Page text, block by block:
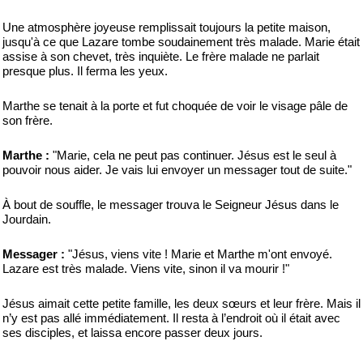
Une atmosphère joyeuse remplissait toujours la petite maison,
jusqu'à ce que Lazare tombe soudainement très malade. Marie était
assise à son chevet, très inquiète. Le frère malade ne parlait
presque plus. Il ferma les yeux.
Marthe se tenait à la porte et fut choquée de voir le visage pâle de
son frère.
Marthe : "Marie, cela ne peut pas continuer. Jésus est le seul à
pouvoir nous aider. Je vais lui envoyer un messager tout de suite."
À bout de souffle, le messager trouva le Seigneur Jésus dans le
Jourdain.
Messager : "Jésus, viens vite ! Marie et Marthe m'ont envoyé.
Lazare est très malade. Viens vite, sinon il va mourir !"
Jésus aimait cette petite famille, les deux sœurs et leur frère. Mais il
n’y est pas allé immédiatement. Il resta à l’endroit où il était avec
ses disciples, et laissa encore passer deux jours.